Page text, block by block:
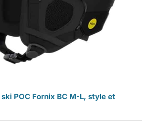
POC Fornix BC M-L, style et